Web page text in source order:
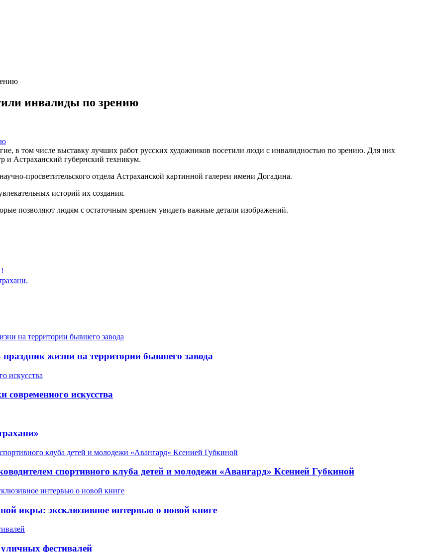
инвалиды по зрению
в том числе выставку лучших работ русских художников посетили люди с инвалидностью по зрению. Для них
и Астраханский губернский техникум.
просветительского отдела Астраханской картинной галереи имени Догадина.
историй их создания.
позволяют людям с остаточным зрением увидеть важные детали изображений.
жизни на территории бывшего завода
современного искусства
спортивного клуба детей и молодежи «Авангард» Ксенией Губкиной
икры: эксклюзивное интервью о новой книге
фестивалей